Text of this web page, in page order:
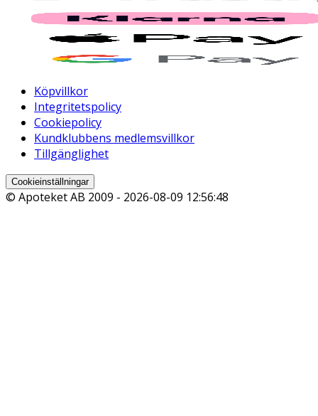
Köpvillkor
Integritetspolicy
Cookiepolicy
Kundklubbens medlemsvillkor
Tillgänglighet
Cookieinställningar
© Apoteket AB 2009 - 2026-08-09 12:56:48